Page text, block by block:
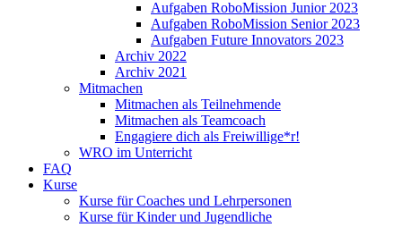
Aufgaben RoboMission Junior 2023
Aufgaben RoboMission Senior 2023
Aufgaben Future Innovators 2023
Archiv 2022
Archiv 2021
Mitmachen
Mitmachen als Teilnehmende
Mitmachen als Teamcoach
Engagiere dich als Freiwillige*r!
WRO im Unterricht
FAQ
Kurse
Kurse für Coaches und Lehrpersonen
Kurse für Kinder und Jugendliche